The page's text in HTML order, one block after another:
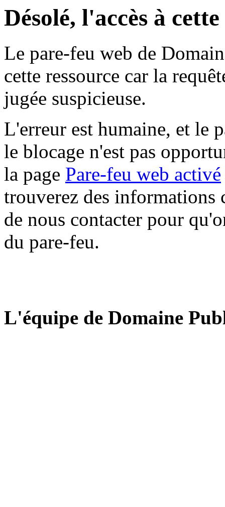
Désolé, l'accès à
Le pare-feu web de
cette ressource car la
jugée suspicieuse.
L'erreur est humaine, et le
le blocage n'est pas
la page Pare-feu web activé
trouverez des informations
de nous contacter pour
du pare-feu.
L'équipe de Domaine